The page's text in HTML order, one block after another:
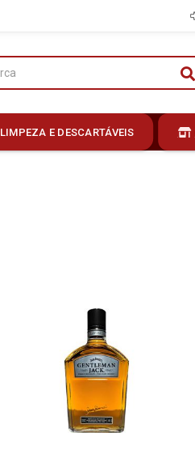
LIMPEZA E DESCARTÁVEIS